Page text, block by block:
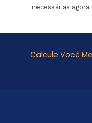
necessárias
Calcule Você